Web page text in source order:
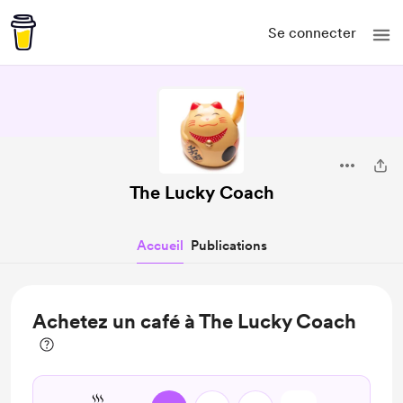
Se connecter
The Lucky Coach
Accueil Publications
Achetez un café à The Lucky Coach